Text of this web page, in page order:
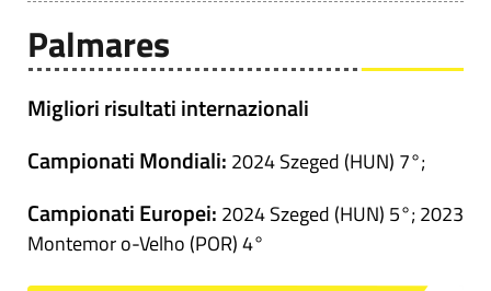
Palmares
Migliori risultati internazionali
Campionati Mondiali: 2024 Szeged (HUN) 7°;
Campionati Europei: 2024 Szeged (HUN) 5°; 2023
Montemor o-Velho (POR) 4°